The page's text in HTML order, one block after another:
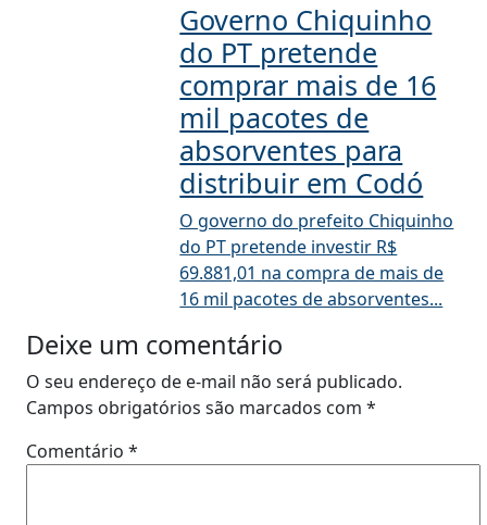
Governo Chiquinho
do PT pretende
comprar mais de 16
mil pacotes de
absorventes para
distribuir em Codó
O governo do prefeito Chiquinho
do PT pretende investir R$
69.881,01 na compra de mais de
16 mil pacotes de absorventes...
Deixe um comentário
O seu endereço de e-mail não será publicado.
Campos obrigatórios são marcados com *
Comentário *